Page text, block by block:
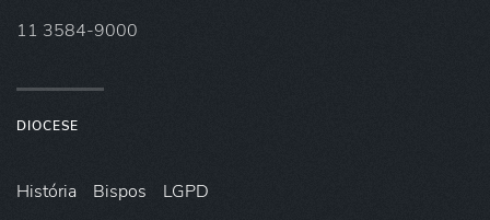
11 3584-9000
DIOCESE
História Bispos LGPD